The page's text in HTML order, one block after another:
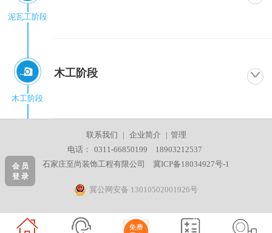
泥瓦工阶段
木工阶段
木工阶段
联系我们 | 企业简介 | 管理
电话：
0311-66850199
18903212537
石家庄至尚装饰工程有限公司
冀ICP备18034927号-1
冀公网安备 13010502001926号
会 员
登 录